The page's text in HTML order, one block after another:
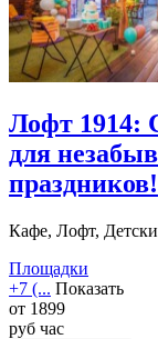
Лофт 1914:
для
праздников!
Кафе, Лофт,
Площадки
+7 (... Показать
от 1899
руб час